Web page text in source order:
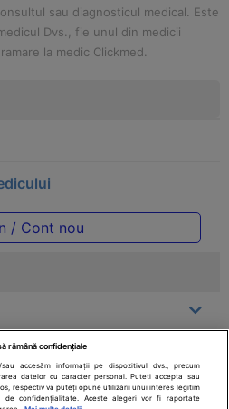
sau diagnosticul medical. Este
Dvs., fie unul din medicii
la medic Clickmed.
/ Cont nou
rămână confidențiale
accesăm informații pe dispozitivul dvs., precum
datelor cu caracter personal. Puteți accepta sau
respectiv vă puteți opune utilizării unui interes legitim
confidențialitate. Aceste alegeri vor fi raportate